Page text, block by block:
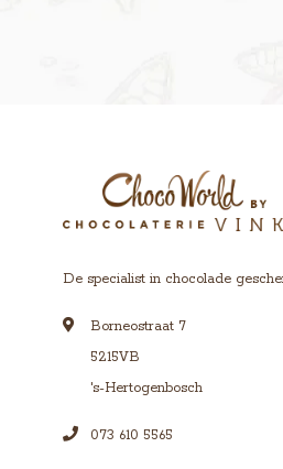
De specialist in chocolade
Borneostraat 7
5215VB
's-Hertogenbosch
073 610 5565